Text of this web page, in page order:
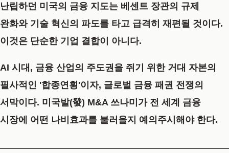
난립하던 미국의 금융 지도는 베센트 장관의 규제
완화와 기술 혁신의 파도를 타고 급격히 재편될 것이다.
이것은 단순한 기업 결합이 아니다.
AI 시대, 금융 산업의 주도권을 쥐기 위한 거대 자본의
필사적인 '합종연횡'이자, 글로벌 금융 패권 전쟁의
서막이다. 미국발(發) M&A 쓰나미가 전 세계 금융
시장에 어떤 나비효과를 불러올지 예의주시해야 한다.